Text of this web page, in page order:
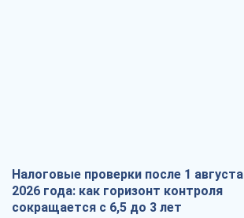
Налоговые проверки после 1 августа
2026 года: как горизонт контроля
сокращается с 6,5 до 3 лет